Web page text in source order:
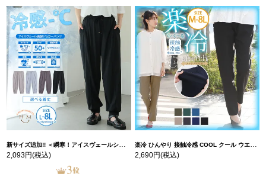
新サイズ追加!! ＜瞬寒！アイスヴェールシリーズ＞ 美脚 ジョガーパンツ 【ウェストゴム】 【ストレッチ】 | 大きいサイズの通販ならハッピーマリリン
2,093円(税込)
楽冷 ひんやり 接触冷感 COOL クール ウエストゴム 楽ちん ストレッチ 美脚 レギパン 【ストレッチ】 | 大きいサイズの通販ならハッピーマリリン
2,690円(税込)